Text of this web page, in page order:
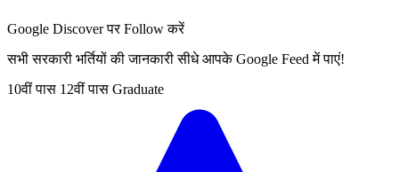
Google Discover पर Follow करें
सभी सरकारी भर्तियों की जानकारी सीधे आपके Google Feed में पाएं!
10वीं पास 12वीं पास Graduate